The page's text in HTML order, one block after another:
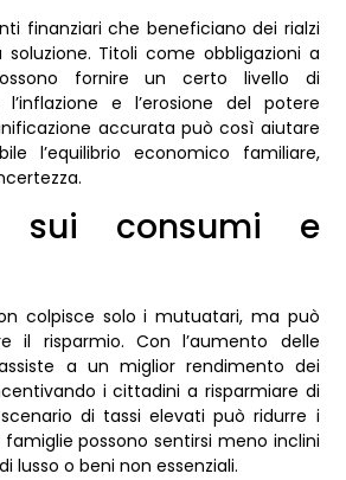
finanziari che beneficiano dei rialzi
soluzione. Titoli come obbligazioni a
fornire un certo livello di
e l’erosione del potere
accurata può così aiutare
l’equilibrio economico familiare,
sui consumi e
colpisce solo i mutuatari, ma può
il risparmio. Con l’aumento delle
a un miglior rendimento dei
i cittadini a risparmiare di
di tassi elevati può ridurre i
possono sentirsi meno inclini
lusso o beni non essenziali.